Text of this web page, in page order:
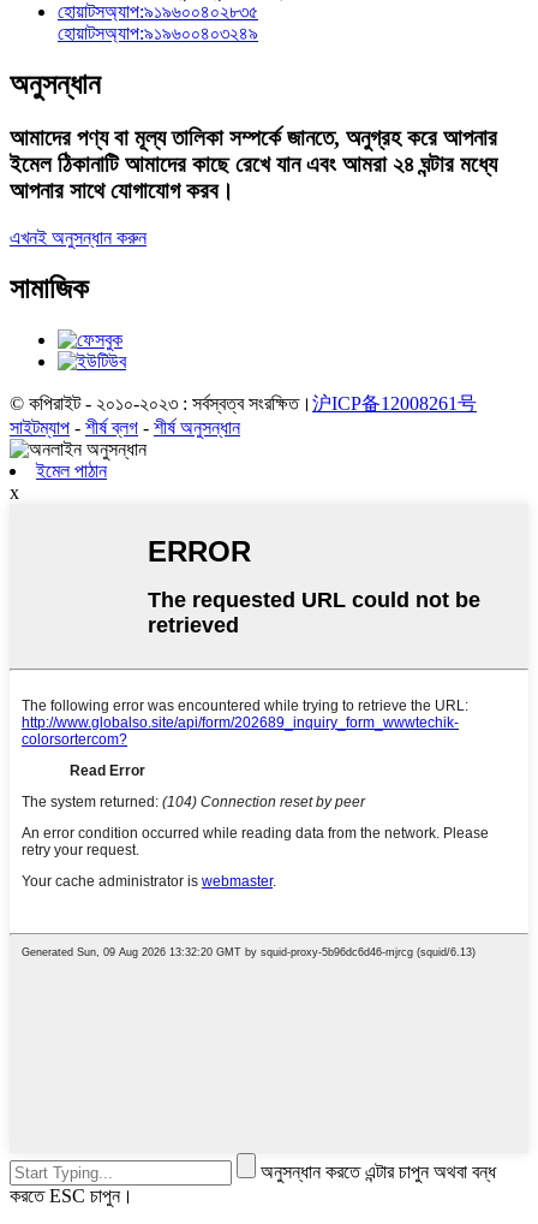
হোয়াটসঅ্যাপ:৯১৯৬০০৪০২৮৩৫
হোয়াটসঅ্যাপ:৯১৯৬০০৪০৩২৪৯
অনুসন্ধান
আমাদের পণ্য বা মূল্য তালিকা সম্পর্কে জানতে, অনুগ্রহ করে আপনার
ইমেল ঠিকানাটি আমাদের কাছে রেখে যান এবং আমরা ২৪ ঘন্টার মধ্যে
আপনার সাথে যোগাযোগ করব।
এখনই অনুসন্ধান করুন
সামাজিক
© কপিরাইট - ২০১০-২০২৩ : সর্বস্বত্ব সংরক্ষিত। 沪ICP备12008261号
সাইটম্যাপ - শীর্ষ ব্লগ - শীর্ষ অনুসন্ধান
ইমেল পাঠান
x
অনুসন্ধান করতে এন্টার চাপুন অথবা বন্ধ
করতে ESC চাপুন।